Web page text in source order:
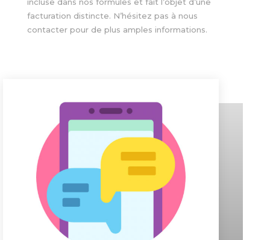
facturation distincte. N’hésitez pas à nous
contacter pour de plus amples informations.